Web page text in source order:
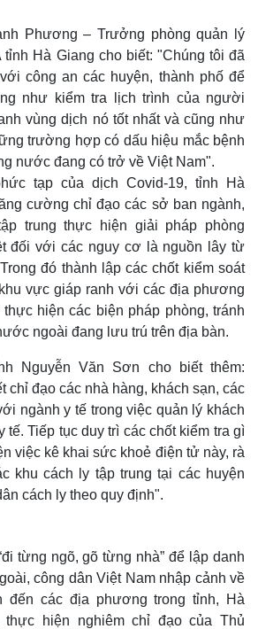
Phương – Trưởng phòng quản lý
tỉnh Hà Giang cho biết: "Chúng tôi đã
công an các huyện, thành phố để
như kiểm tra lịch trình của người
vùng dịch nó tốt nhất và cũng như
trường hợp có dấu hiệu mắc bệnh
nước đang có trở về Việt Nam".
tạp của dịch Covid-19, tỉnh Hà
cường chỉ đạo các sở ban ngành,
trung thực hiện giải pháp phòng
đối với các nguy cơ là nguồn lây từ
đó thành lập các chốt kiểm soát
vực giáp ranh với các địa phương
hiện các biện pháp phòng, tránh
ngoài đang lưu trú trên địa bàn.
Nguyễn Văn Sơn cho biết thêm:
chỉ đạo các nhà hàng, khách sạn, các
ngành y tế trong việc quản lý khách
tế. Tiếp tục duy trì các chốt kiểm tra gì
việc kê khai sức khoẻ điện tử này, rà
khu cách ly tập trung tại các huyện
cách ly theo quy định".
từng ngõ, gõ từng nhà” để lập danh
công dân Việt Nam nhập cảnh về
đến các địa phương trong tỉnh, Hà
hiện nghiêm chỉ đạo của Thủ